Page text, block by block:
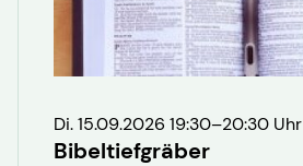
Di. 15.09.2026 19:30–20:30 Uhr
Bibeltiefgräber